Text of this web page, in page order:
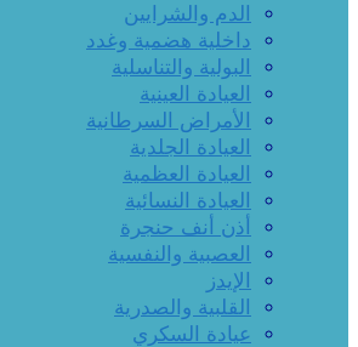
الدم والشرايين
داخلية هضمية وغدد
البولية والتناسلية
العيادة العينية
الأمراض السرطانية
العيادة الجلدية
العيادة العظمية
العيادة النسائية
أذن أنف حنجرة
العصبية والنفسية
الإيدز
القلبية والصدرية
عيادة السكري